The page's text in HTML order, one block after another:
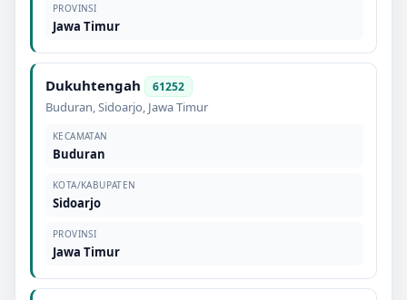
PROVINSI
Jawa Timur
Dukuhtengah 61252
Buduran,Sidoarjo, Jawa Timur
KECAMATAN
Buduran
KOTA/KABUPATEN
Sidoarjo
PROVINSI
Jawa Timur